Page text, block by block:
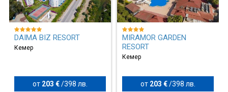
DAIMA BIZ RESORT
Кемер
от 203 € /398 лв.
MIRAMOR GARDEN
RESORT
Кемер
от 203 €/398 лв.